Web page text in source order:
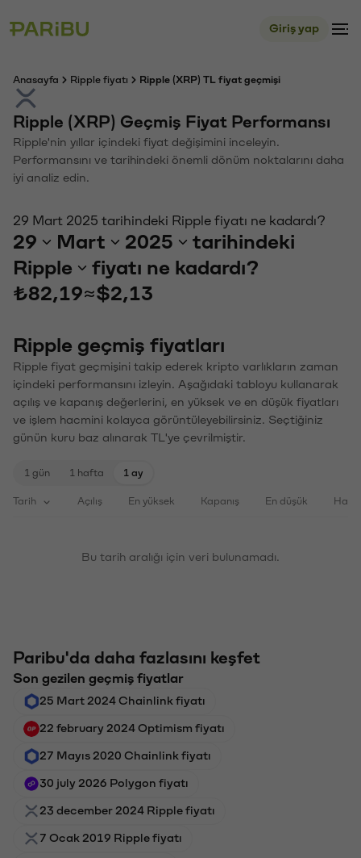
Giriş yap
Anasayfa Ripple fiyatı Ripple (XRP) TL fiyat geçmişi
Ripple (XRP) Geçmiş Fiyat Performansı
Ripple'nin yıllar içindeki fiyat değişimini inceleyin.
Performansını ve tarihindeki önemli dönüm noktalarını daha
iyi analiz edin.
29 Mart 2025 tarihindeki Ripple fiyatı ne kadardı?
29 Mart 2025
tarihindeki
Ripple
fiyatı ne kadardı?
₺82,19≈$2,13
Ripple geçmiş fiyatları
Ripple fiyat geçmişini takip ederek kripto varlıkların zaman
içindeki performansını izleyin. Aşağıdaki tabloyu kullanarak
açılış ve kapanış değerlerini, en yüksek ve en düşük fiyatları
ve işlem hacmini kolayca görüntüleyebilirsiniz. Seçtiğiniz
günün kuru baz alınarak TL'ye çevrilmiştir.
1 gün 1 hafta 1 ay
Tarih Açılış En yüksek Kapanış En düşük
Bu tarih aralığı için veri bulunamadı.
Paribu'da daha fazlasını keşfet
Son gezilen geçmiş fiyatlar
25 Mart 2024 Chainlink fiyatı
22 february 2024 Optimism fiyatı
27 Mayıs 2020 Chainlink fiyatı
30 july 2026 Polygon fiyatı
23 december 2024 Ripple fiyatı
7 Ocak 2019 Ripple fiyatı